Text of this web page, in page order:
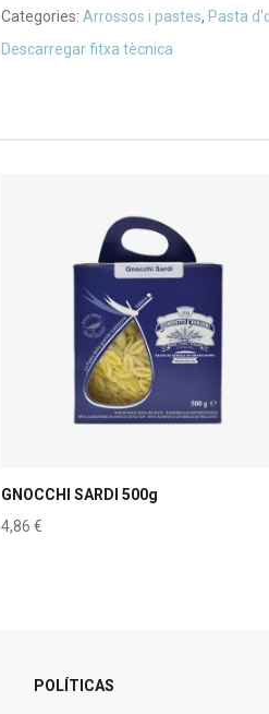
Categories: Arrossos i pastes, Pasta
Descarregar fitxa tècnica
GNOCCHI SARDI 500g
4,86 €
POLÍTICAS